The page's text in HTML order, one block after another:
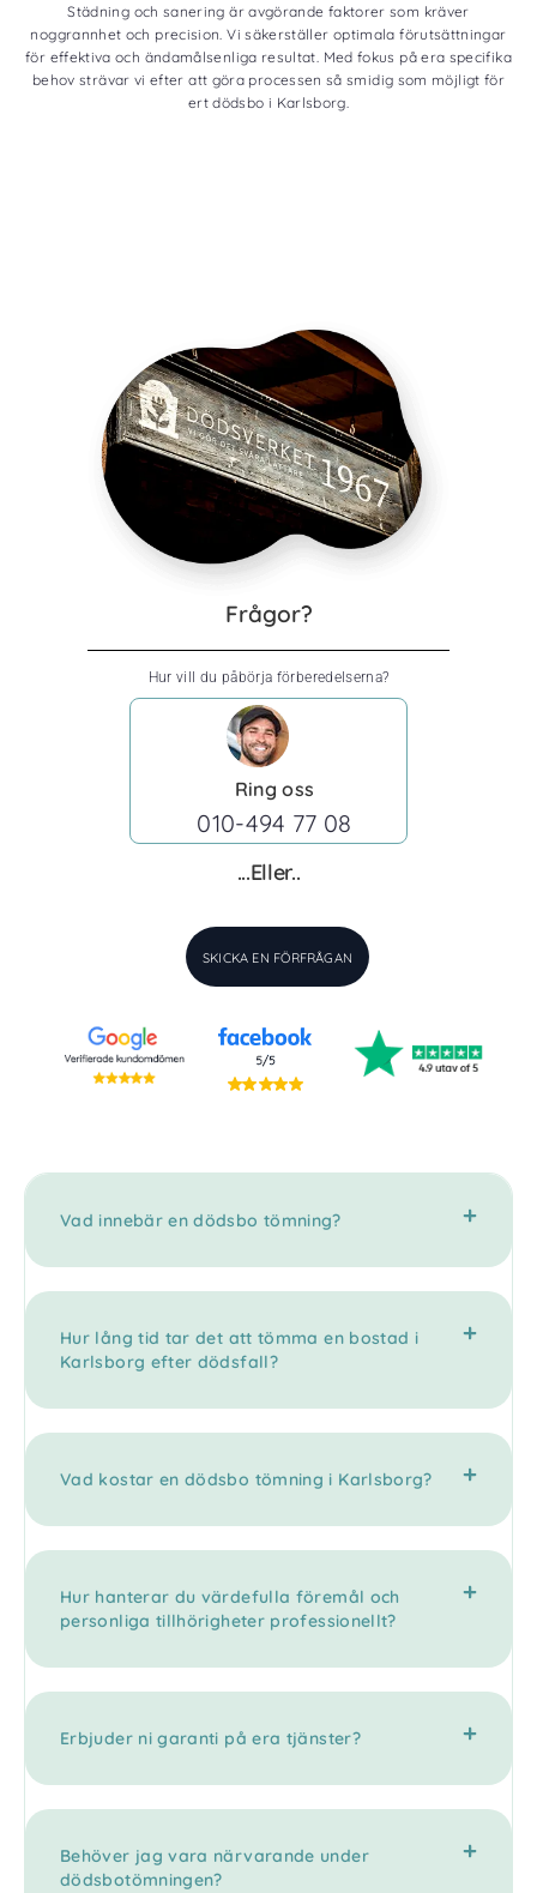
Städning och sanering är avgörande faktorer som kräver
noggrannhet och precision. Vi säkerställer optimala förutsättningar
för effektiva och ändamålsenliga resultat. Med fokus på era specifika
behov strävar vi efter att göra processen så smidig som möjligt för
ert dödsbo i Karlsborg.
Frågor?
Hur vill du påbörja förberedelserna?
Ring oss
010-494 77 08
...Eller..
SKICKA EN FÖRFRÅGAN
Vad innebär en dödsbo tömning?
Hur lång tid tar det att tömma en bostad i
Karlsborg efter dödsfall?
Vad kostar en dödsbo tömning i Karlsborg?
Hur hanterar du värdefulla föremål och
personliga tillhörigheter professionellt?
Erbjuder ni garanti på era tjänster?
Behöver jag vara närvarande under
dödsbotömningen?